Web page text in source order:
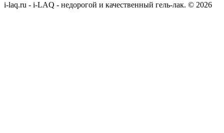
i-laq.ru - i-LAQ - недорогой и качественный гель-лак. © 2026